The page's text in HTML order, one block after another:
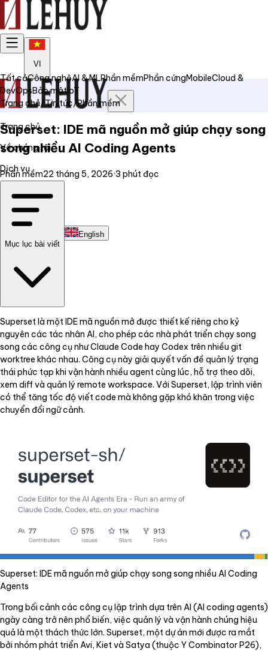
VI
Trang chủ
Về chúng tôi
Dịch vụ
Liên hệ
English
Tất cảCông nghệAI & MLPhần mềmPhần cứngMobileCloud &
DevOpsBảo mậtIoT
Trang chủ/Tin tức/Phần mềm
Superset: IDE mã nguồn mở giúp chạy song
song nhiều AI Coding Agents
Phần mềm22 tháng 5, 2026·3 phút đọc
Mục lục bài viết
Superset là một IDE mã nguồn mở được thiết kế riêng cho kỷ
nguyên các tác nhân AI, cho phép các nhà phát triển chạy song
song các công cụ như Claude Code hay Codex trên nhiều git
worktree khác nhau. Công cụ này giải quyết vấn đề quản lý trạng
thái phức tạp khi vận hành nhiều agent cùng lúc, hỗ trợ theo dõi,
xem diff và quản lý remote workspace. Với Superset, lập trình viên
có thể tăng tốc độ viết code mà không gặp khó khăn trong việc
chuyển đổi ngữ cảnh.
Superset: IDE mã nguồn mở giúp chạy song song nhiều AI Coding
Agents
Trong bối cảnh các công cụ lập trình dựa trên AI (AI coding agents)
ngày càng trở nên phổ biến, việc quản lý và vận hành chúng hiệu
quả là một thách thức lớn. Superset, một dự án mới được ra mắt
bởi nhóm phát triển Avi, Kiet và Satya (thuộc Y Combinator P26),